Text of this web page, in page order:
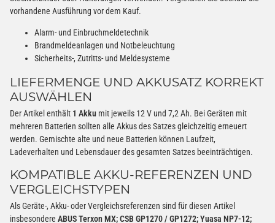
vorhandene Ausführung vor dem Kauf.
Alarm- und Einbruchmeldetechnik
Brandmeldeanlagen und Notbeleuchtung
Sicherheits-, Zutritts- und Meldesysteme
LIEFERMENGE UND AKKUSATZ KORREKT
AUSWÄHLEN
Der Artikel enthält 1 Akku mit jeweils 12 V und 7,2 Ah. Bei Geräten mit
mehreren Batterien sollten alle Akkus des Satzes gleichzeitig erneuert
werden. Gemischte alte und neue Batterien können Laufzeit,
Ladeverhalten und Lebensdauer des gesamten Satzes beeinträchtigen.
KOMPATIBLE AKKU-REFERENZEN UND
VERGLEICHSTYPEN
Als Geräte-, Akku- oder Vergleichsreferenzen sind für diesen Artikel
insbesondere ABUS Terxon MX; CSB GP1270 / GP1272; Yuasa NP7-12;